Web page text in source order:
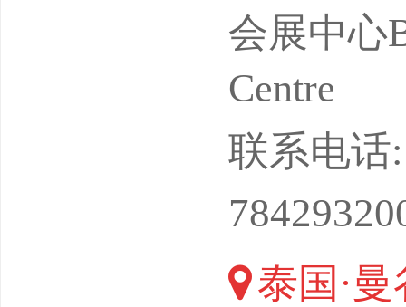
单位：
婷-可
您节省
行**科技
会展中心
Centre
联系电话
泰国·曼